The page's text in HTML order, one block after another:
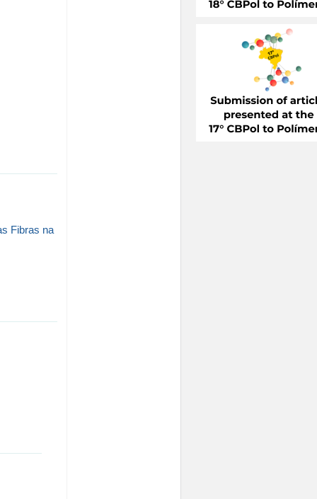
Fibras na